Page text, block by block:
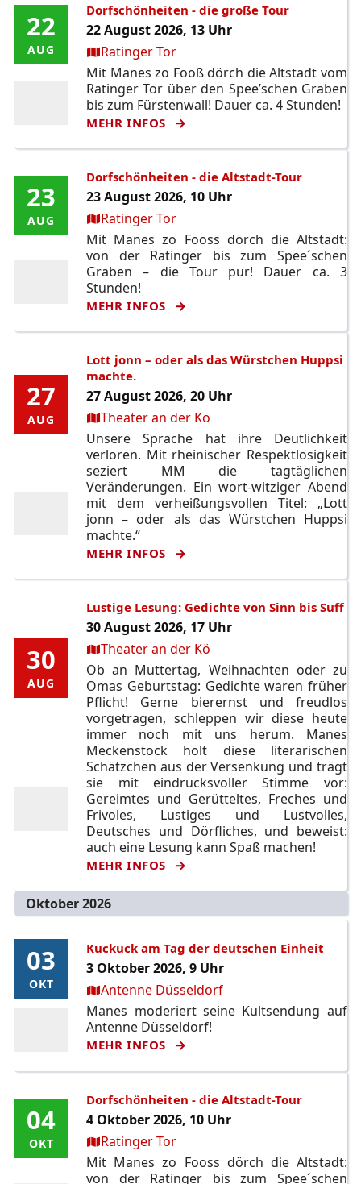
22
AUG
22
AUG
Dorfschönheiten - die große Tour
22 August 2026, 13 Uhr
Ort:Ratinger Tor
Mit Manes zo Fooß dörch die Altstadt vom
Ratinger Tor über den Spee’schen Graben
bis zum Fürstenwall! Dauer ca. 4 Stunden!
MEHR INFOS
23
AUG
23
AUG
Dorfschönheiten - die Altstadt-Tour
23 August 2026, 10 Uhr
Ort:Ratinger Tor
Mit Manes zo Fooss dörch die Altstadt:
von der Ratinger bis zum Spee´schen
Graben – die Tour pur! Dauer ca. 3
Stunden!
MEHR INFOS
27
AUG
27
AUG
Lott jonn – oder als das Würstchen Huppsi
machte.
27 August 2026, 20 Uhr
Ort:Theater an der Kö
Unsere Sprache hat ihre Deutlichkeit
verloren. Mit rheinischer Respektlosigkeit
seziert MM die tagtäglichen
Veränderungen. Ein wort-witziger Abend
mit dem verheißungsvollen Titel: „Lott
jonn – oder als das Würstchen Huppsi
machte.“
MEHR INFOS
30
AUG
30
AUG
Lustige Lesung: Gedichte von Sinn bis Suff
30 August 2026, 17 Uhr
Ort:Theater an der Kö
Ob an Muttertag, Weihnachten oder zu
Omas Geburtstag: Gedichte waren früher
Pflicht! Gerne bierernst und freudlos
vorgetragen, schleppen wir diese heute
immer noch mit uns herum. Manes
Meckenstock holt diese literarischen
Schätzchen aus der Versenkung und trägt
sie mit eindrucksvoller Stimme vor:
Gereimtes und Gerütteltes, Freches und
Frivoles, Lustiges und Lustvolles,
Deutsches und Dörfliches, und beweist:
auch eine Lesung kann Spaß machen!
MEHR INFOS
Oktober 2026
03
OKT
03
OKT
Kuckuck am Tag der deutschen Einheit
3 Oktober 2026, 9 Uhr
Ort:Antenne Düsseldorf
Manes moderiert seine Kultsendung auf
Antenne Düsseldorf!
MEHR INFOS
04
OKT
04
OKT
Dorfschönheiten - die Altstadt-Tour
4 Oktober 2026, 10 Uhr
Ort:Ratinger Tor
Mit Manes zo Fooss dörch die Altstadt:
von der Ratinger bis zum Spee´schen